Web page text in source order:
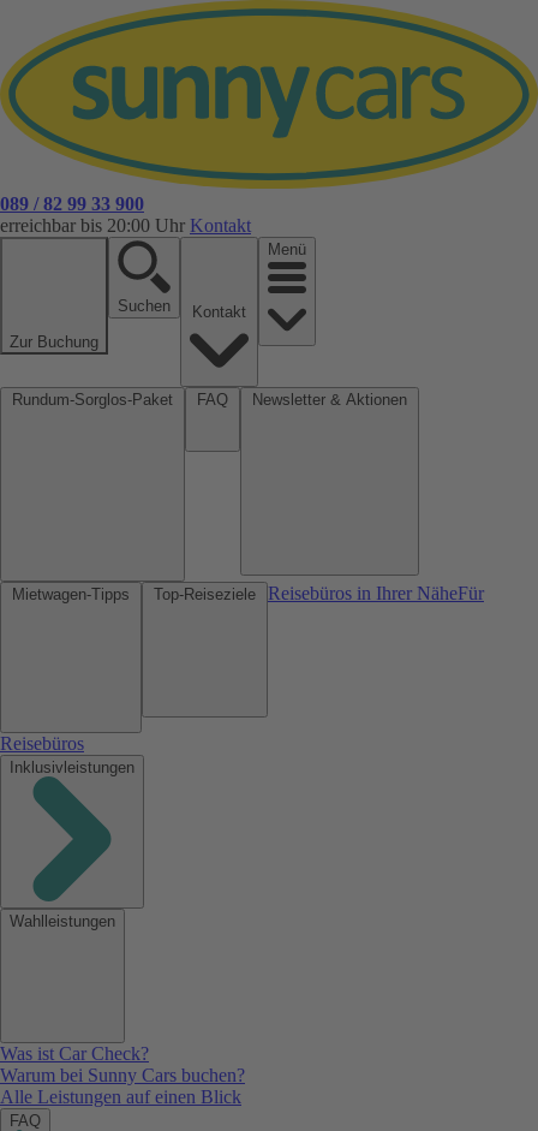
089 / 82 99 33 900
erreichbar bis 20:00 Uhr Kontakt
Zur Buchung
Suchen
Menü
Reisebüros in Ihrer NäheFür
Reisebüros
Inklusivleistungen
Wahlleistungen
Was ist Car Check?
Warum bei Sunny Cars buchen?
Alle Leistungen auf einen Blick
FAQ